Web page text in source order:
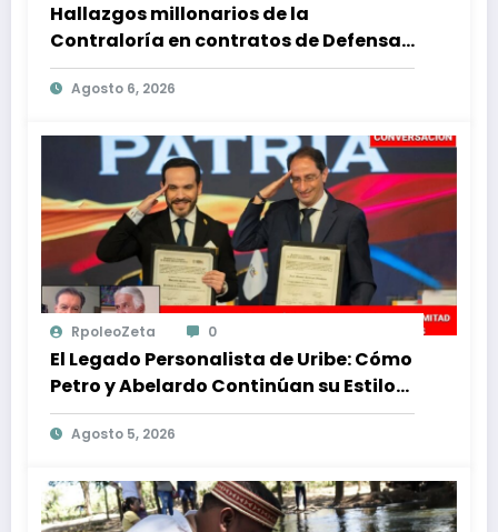
Hallazgos millonarios de la
Contraloría en contratos de Defensa:
$1 billón en riesgo y denuncias
alarmantes
Agosto 6, 2026
RpoleoZeta 0
El Legado Personalista de Uribe: Cómo
Petro y Abelardo Continúan su Estilo
de Gobierno
Agosto 5, 2026